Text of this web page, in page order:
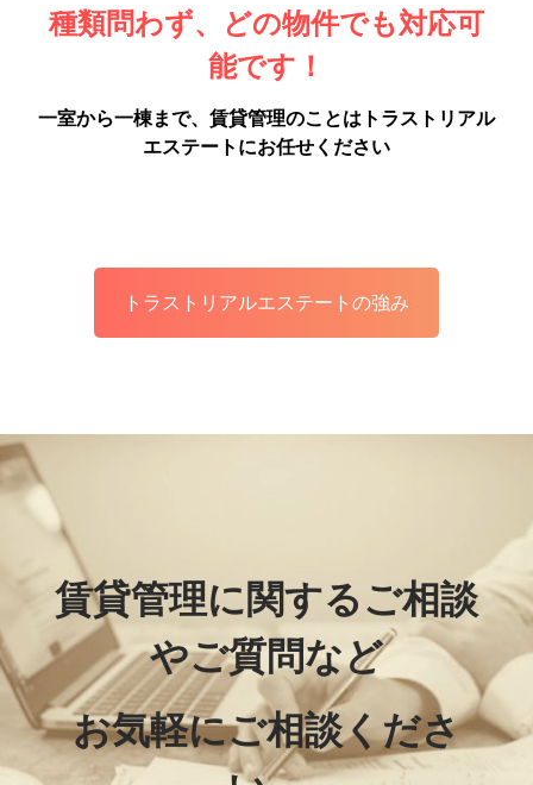
種類問わず、どの物件でも対応可
能です！
一室から一棟まで、賃貸管理のことはトラストリアル
エステートにお任せください
トラストリアルエステートの強み
賃貸管理に関するご相談
やご質問など
お気軽にご相談くださ